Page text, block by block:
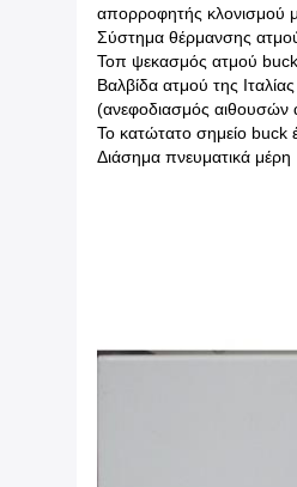
απορροφητής κλονισμού
Σύστημα θέρμανσης
Τοπ ψεκασμός ατμού buck
Βαλβίδα ατμού της Ιταλίας
(ανεφοδιασμός αιθουσών
Το κατώτατο σημείο buck
Διάσημα πνευματικά μέρη